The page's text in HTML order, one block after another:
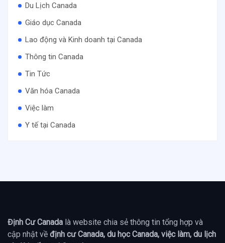
Du Lịch Canada
Giáo dục Canada
Lao động và Kinh doanh tại Canada
Thông tin Canada
Tin Tức
Văn hóa Canada
Việc làm
Y tế tại Canada
Định Cư Canada là website chia sẻ thông tin tổng hợp và
cập nhật về định cư Canada, du học Canada, việc làm, du lịch